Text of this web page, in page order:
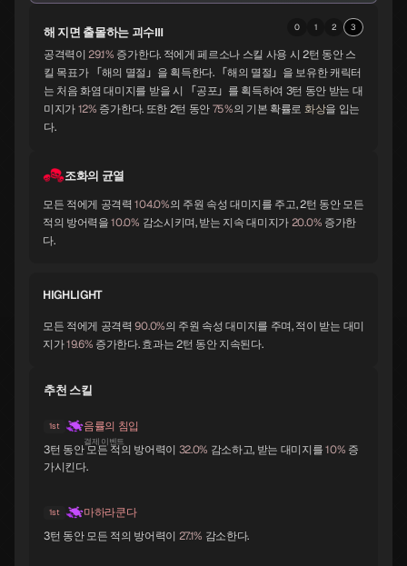
시바
오로바스 스라오샤 노른
지크프리트
B
체르노보그
B
나르키소스
B
오오쿠니누시
트럼페터
해 지면 출몰하는 괴수Ⅲ 0 1 2 3
공격력이29.1% 증가한다. 적에게 페르소나 스킬 사용 시 2턴 동안 스
킬 목표가 「해의 멸절」을 획득한다. 「해의 멸절」을 보유한 캐릭터
는 처음 화염 대미지를 받을 시 「공포」를 획득하여 3턴 동안 받는 대
미지가12% 증가한다. 또한 2턴 동안75%의 기본 확률로 화상을 입는
다.
조화의 균열
모든 적에게 공격력104.0%의 주원 속성 대미지를 주고, 2턴 동안 모든
적의 방어력을10.0% 감소시키며, 받는 지속 대미지가20.0% 증가한
다.
HIGHLIGHT
모든 적에게 공격력90.0%의 주원 속성 대미지를 주며, 적이 받는 대미
지가19.6% 증가한다. 효과는 2턴 동안 지속된다.
추천 스킬
1st 음률의 침입
결제 이벤트
3턴 동안 모든 적의 방어력이 32.0% 감소하고, 받는 대미지를10% 증
가시킨다.
1st
마하라쿤다
3턴 동안 모든 적의 방어력이 27.1% 감소한다.